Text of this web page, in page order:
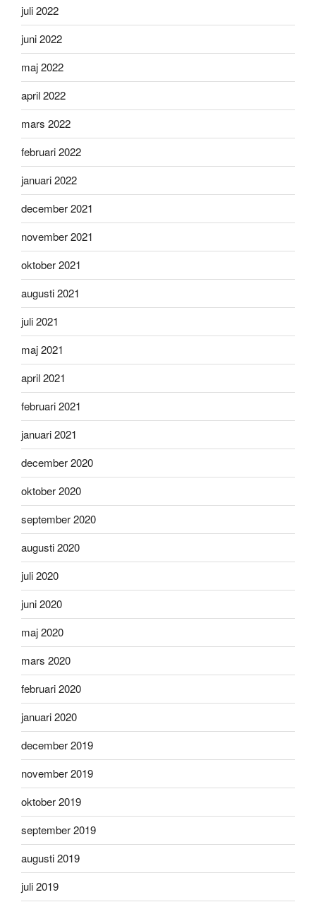
juli 2022
juni 2022
maj 2022
april 2022
mars 2022
februari 2022
januari 2022
december 2021
november 2021
oktober 2021
augusti 2021
juli 2021
maj 2021
april 2021
februari 2021
januari 2021
december 2020
oktober 2020
september 2020
augusti 2020
juli 2020
juni 2020
maj 2020
mars 2020
februari 2020
januari 2020
december 2019
november 2019
oktober 2019
september 2019
augusti 2019
juli 2019